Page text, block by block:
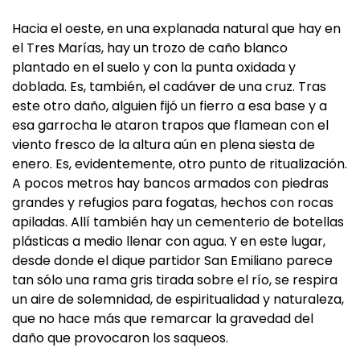
Hacia el oeste, en una explanada natural que hay en
el Tres Marías, hay un trozo de caño blanco
plantado en el suelo y con la punta oxidada y
doblada. Es, también, el cadáver de una cruz. Tras
este otro daño, alguien fijó un fierro a esa base y a
esa garrocha le ataron trapos que flamean con el
viento fresco de la altura aún en plena siesta de
enero. Es, evidentemente, otro punto de ritualización.
A pocos metros hay bancos armados con piedras
grandes y refugios para fogatas, hechos con rocas
apiladas. Allí también hay un cementerio de botellas
plásticas a medio llenar con agua. Y en este lugar,
desde donde el dique partidor San Emiliano parece
tan sólo una rama gris tirada sobre el río, se respira
un aire de solemnidad, de espiritualidad y naturaleza,
que no hace más que remarcar la gravedad del
daño que provocaron los saqueos.